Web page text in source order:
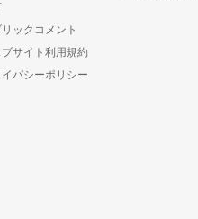
ックコメント
ブサイト利用規約
イバシーポリシー